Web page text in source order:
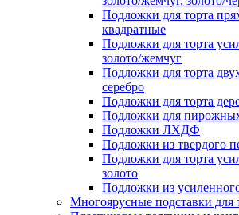
Подложки для торта
квадратные
Подложки для торта
золото/жемчуг
Подложки для торта
серебро
Подложки для торта
Подложки для
Подложки ЛХДФ
Подложки из твердого
Подложки для торта
золото
Подложки из
Многоярусные подставки для